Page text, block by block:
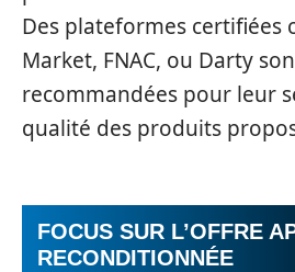
Des plateformes certifiées
Market, FNAC, ou Darty
recommandées pour leur
qualité des produits
FOCUS SUR L’OFFRE
RECONDITIONNÉE